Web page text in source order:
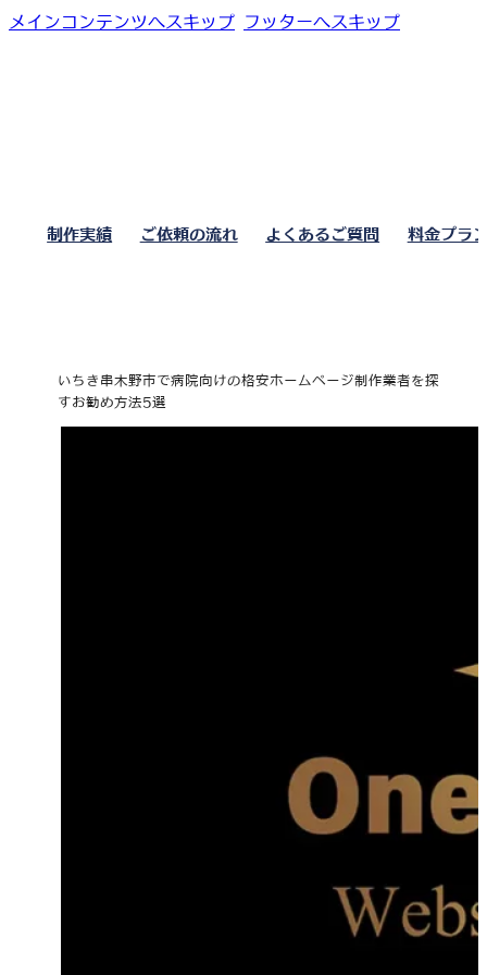
メインコンテンツへスキップ フッターへスキップ
制作実績 ご依頼の流れ よくあるご質問 料金プラ
いちき串木野市で病院向けの格安ホームページ制作業者を探
すお勧め方法5選